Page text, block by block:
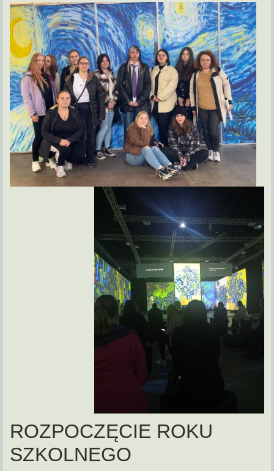
ROZPOCZĘCIE ROKU
SZKOLNEGO